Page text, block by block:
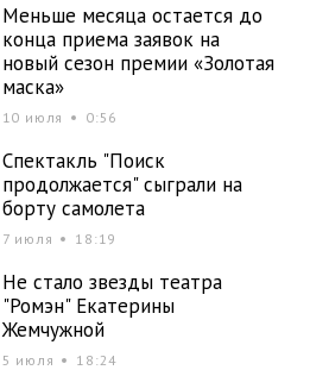
Меньше месяца остается до
конца приема заявок на
новый сезон премии «Золотая
маска»
10 июля 0:56
Спектакль "Поиск
продолжается" сыграли на
борту самолета
7 июля 18:19
Не стало звезды театра
"Ромэн" Екатерины
Жемчужной
5 июля 18:24